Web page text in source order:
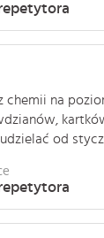
chemii na
od